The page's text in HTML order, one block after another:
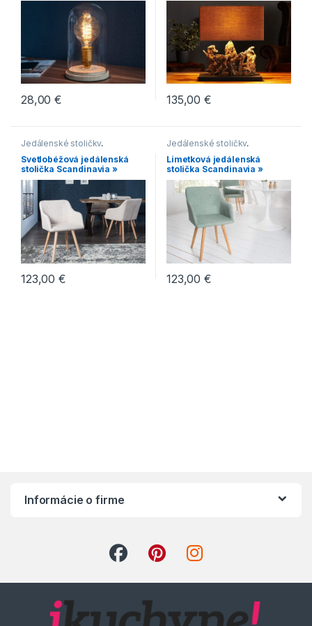
28,00€ 135,00€
Jedálenské stoličky,
Jedálenské stoličky s
čalúneným sedákom,
Jedálenské stoličky s
drevenou podnožou
Jedálenské stoličky v
škandinávskom štýle, Scandic
Svetlobéžová jedálenská
stolička Scandinavia »
123,00€
Jedálenské stoličky,
Jedálenské stoličky s
čalúneným sedákom,
Jedálenské stoličky s
drevenou podnožou,
Jedálenské stoličky v
škandinávskom štýle
Limetková jedálenská
stolička Scandinavia »
123,00€
Informácie o firme